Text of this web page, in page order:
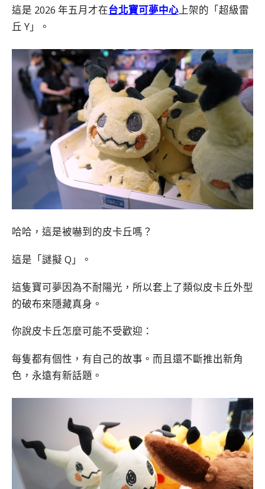
這是 2026 年五月才在台北寶可夢中心上架的「超級雷
丘 Y」。
哈哈，這是被嚇到的皮卡丘嗎？
這是「謎擬 Q」。
這隻寶可夢因為不耐陽光，所以套上了類似皮卡丘外型
的破布來隱藏真身。
你說皮卡丘怎麼可能不受歡迎：
每隻都有個性，有自己的故事。而且還不斷推出新角
色，永遠有新話題。